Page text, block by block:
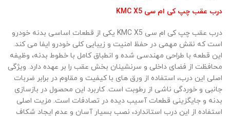
درب عقب چپ کی ام سی KMC X5
درب عقب چپ کی ام سی KMC X5 یکی از قطعات اساسی بدنه خودرو
است که نقش مهمی در حفظ امنیت و زیبایی کلی خودرو ایفا می کند.
این قطعه با طراحی مهندسی شده و انطباق کامل با خطوط بدنه، وظیفه
محافظت از فضای داخلی و سرنشینان بخش عقب را بر عهده دارد. ویژگی
اصلی این درب، استفاده از ورق های با کیفیت و مقاوم در برابر ضربات
جانبی و خوردگی ناشی از رطوبت است. کاربرد این محصول در بازسازی
بدنه و جایگزینی قطعات آسیب دیده در تصادفات است. مزیت اصلی
استفاده از این درب استاندارد، نصب بسیار آسان و عدم ایجاد شکاف